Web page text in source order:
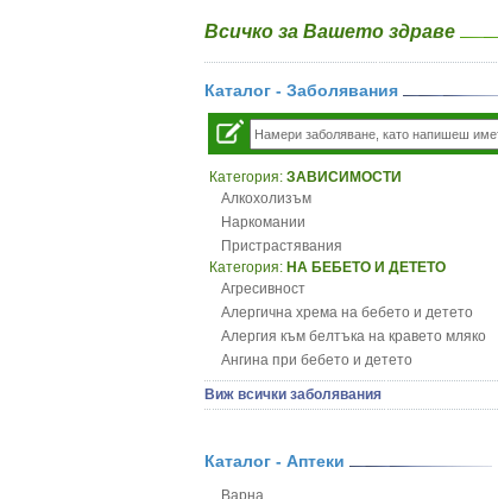
Всичко за Вашето здраве
Каталог - Заболявания
Категория: ЗАВИСИМОСТИ
Алкохолизъм
Наркомании
Пристрастявания
Категория: НА БЕБЕТО И ДЕТЕТО
Агресивност
Алергична хрема на бебето и детето
Алергия към белтъка на кравето мляко
Ангина при бебето и детето
Анемия при бебето и детето
Апетит - пълни деца
Безапетитие при бебето и детето
Виж всички заболявания
Каталог - Аптеки
Варна